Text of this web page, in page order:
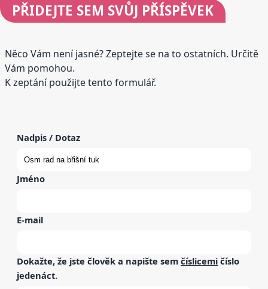
PŘIDEJTE SEM SVŮJ PŘÍSPĚVEK
Něco Vám není jasné? Zeptejte se na to ostatních. Určitě
Vám pomohou.
K zeptání použijte tento formulář.
Nadpis / Dotaz
Jméno
E-mail
Dokažte, že jste člověk a napište sem číslicemi číslo
jedenáct.